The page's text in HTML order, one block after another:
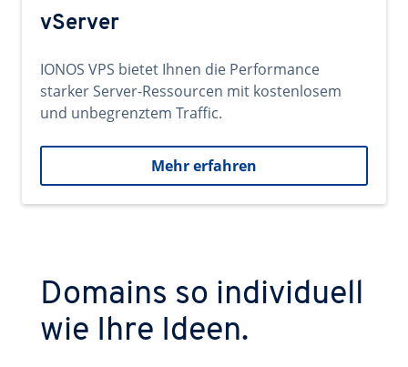
vServer
IONOS VPS bietet Ihnen die Performance
starker Server-Ressourcen mit kostenlosem
und unbegrenztem Traffic.
Mehr erfahren
Domains so individuell
wie Ihre Ideen.